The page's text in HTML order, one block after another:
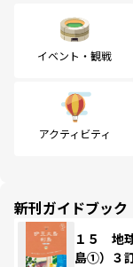
イベント・観戦
アクティビティ
新刊ガイドブック
１５ 地
島①）３